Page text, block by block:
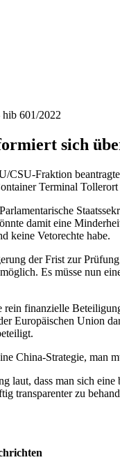
601/2022
sich
Fraktion
Terminal
damit eine
keine Vetorechte habe.
der Frist zur
Es müsse nun
finanzielle
Europäischen Union
China-Strategie, man
laut, dass man sich
transparenter zu